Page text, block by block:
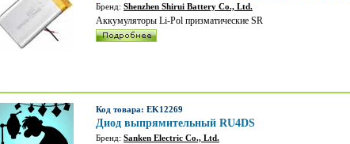
Бренд: Shenzhen Shirui Battery Co., Ltd.
Аккумуляторы Li-Pol призматические SR
Код товара: EK12269
Диод выпрямительный RU4DS
Бренд: Sanken Electric Co., Ltd.